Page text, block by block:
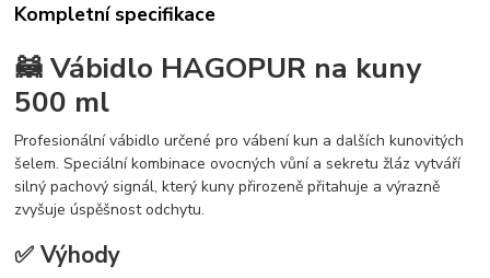
Kompletní specifikace
🦝 Vábidlo HAGOPUR na kuny
500 ml
Profesionální vábidlo určené pro vábení kun a dalších kunovitých
šelem. Speciální kombinace ovocných vůní a sekretu žláz vytváří
silný pachový signál, který kuny přirozeně přitahuje a výrazně
zvyšuje úspěšnost odchytu.
✅ Výhody